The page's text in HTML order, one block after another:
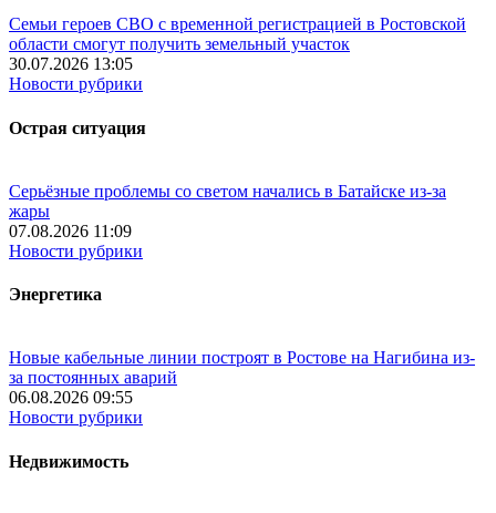
Семьи героев СВО с временной регистрацией в Ростовской
области смогут получить земельный участок
30.07.2026 13:05
Новости рубрики
Острая ситуация
Серьёзные проблемы со светом начались в Батайске из-за
жары
07.08.2026 11:09
Новости рубрики
Энергетика
Новые кабельные линии построят в Ростове на Нагибина из-
за постоянных аварий
06.08.2026 09:55
Новости рубрики
Недвижимость